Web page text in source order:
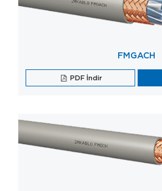
FMGACH
PDF İndir